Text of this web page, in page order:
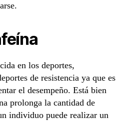
en los deportes,
de resistencia ya que es
el desempeño. Está bien
prolonga la cantidad de
individuo puede realizar un